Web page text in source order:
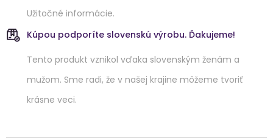
Užitočné informácie.
Kúpou podporíte slovenskú výrobu. Ďakujeme!
Tento produkt vznikol vďaka slovenským ženám a
mužom. Sme radi, že v našej krajine môžeme tvoriť
krásne veci.